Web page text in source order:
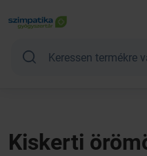
Kiskerti